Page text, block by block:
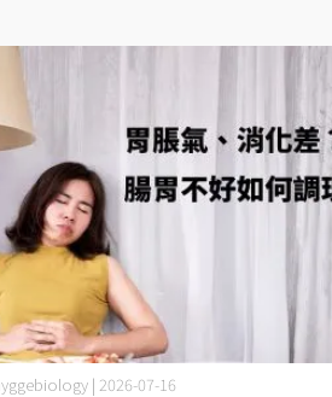
| 2026-07-16